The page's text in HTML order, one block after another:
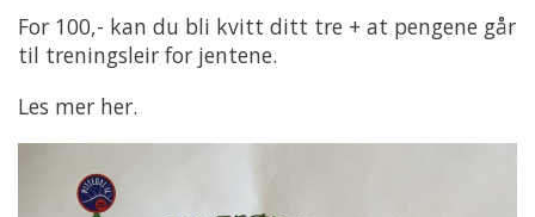
For 100,- kan du bli kvitt ditt tre + at pengene går
til treningsleir for jentene.
Les mer her.